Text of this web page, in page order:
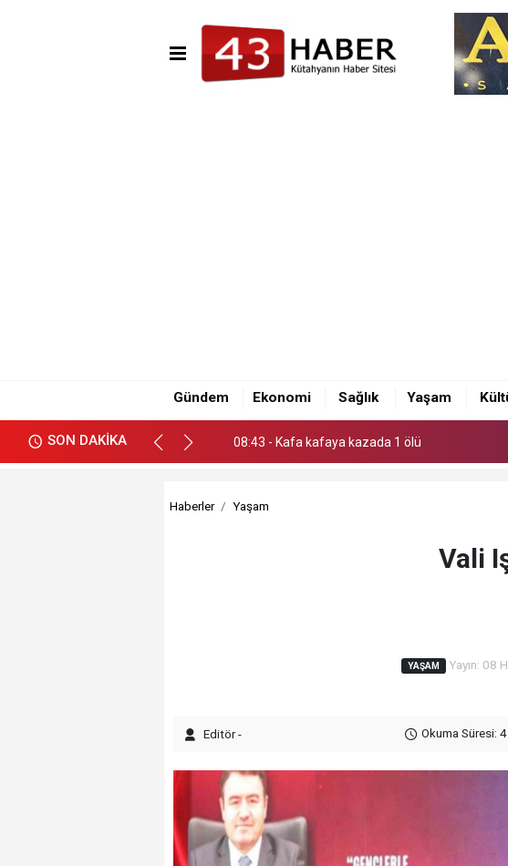
Gündem Ekonomi Sağlık Yaşam
SON DAKİKA
08:43 - Kafa kafaya kazada 1 ölü
08:43 - Kafa kafaya kazada 1 ölü
Haberler Yaşam
Vali
YAŞAM Yayın: 08
Editör - Okuma Süresi: